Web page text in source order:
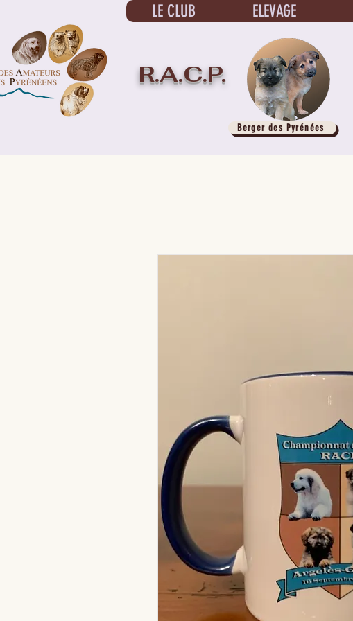
R.A.C.P.
Berger des Pyrénées
LE CLUB ELEVAGE